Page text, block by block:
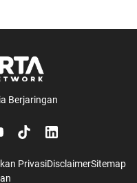
Berjaringan
PrivasiDisclaimerSitemap